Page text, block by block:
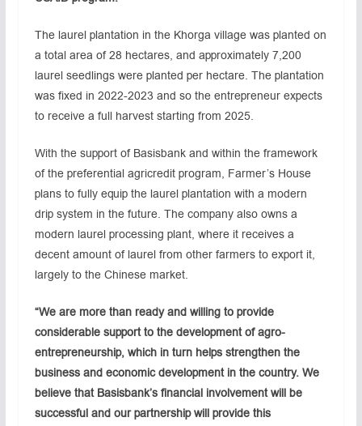
The laurel plantation in the Khorga village was planted on
a total area of 28 hectares, and approximately 7,200
laurel seedlings were planted per hectare. The plantation
was fixed in 2022-2023 and so the entrepreneur expects
to receive a full harvest starting from 2025.
With the support of Basisbank and within the framework
of the preferential agricredit program, Farmer’s House
plans to fully equip the laurel plantation with a modern
drip system in the future. The company also owns a
modern laurel processing plant, where it receives a
decent amount of laurel from other farmers to export it,
largely to the Chinese market.
“We are more than ready and willing to provide
considerable support to the development of agro-
entrepreneurship, which in turn helps strengthen the
business and economic development in the country. We
believe that Basisbank’s financial involvement will be
successful and our partnership will provide this